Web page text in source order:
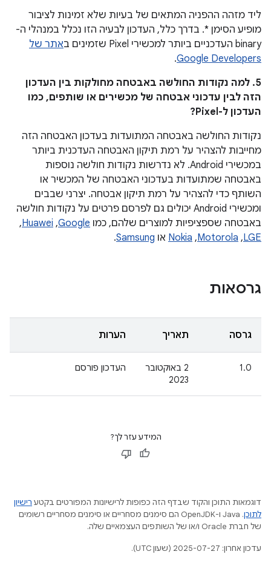
ליד מזהה ההפניה המתאים של בעיות שלא זמינות לציבור
מופיע הסימן *. בדרך כלל, העדכון לבעיה הזו נכלל במנהלי ה-
binary העדכניים ביותר למכשירי Pixel שזמינים ב
אתר של
Google Developers
.
5. למה נקודות החולשה באבטחה מחולקות בין העדכון
הזה לבין עדכוני אבטחה של מכשירים או שותפים, כמו
העדכון ל-Pixel?
נקודות החולשה באבטחה המתועדות בעדכון האבטחה הזה
מחייבות להצהיר על רמת תיקון האבטחה העדכנית ביותר
במכשירי Android. לא נדרשות נקודות חולשה נוספות
באבטחה שמתועדות בעדכוני האבטחה של המכשיר או
השותף כדי להצהיר על רמת תיקון אבטחה. יצרני שבבים
ומכשירי Android יכולים גם לפרסם פרטים על נקודות חולשה
באבטחה שספציפיות למוצרים שלהם, כמו Google
,‏
Huawei
,‏
LGE
,‏
Motorola
,‏
Nokia או Samsung
.
גרסאות
גרסה תאריך הערות
1.0
2 באוקטובר
2023
העדכון פורסם
המידע עזר לך?
דוגמאות התוכן והקוד שבדף הזה כפופות לרישיונות המפורטים בקטע רישיון
לתוכן
.‏ Java ו-OpenJDK הם סימנים מסחריים או סימנים מסחריים רשומים
של חברת Oracle ו/או של השותפים העצמאיים שלה.
עדכון אחרון: 2025-07-27 (שעון UTC).